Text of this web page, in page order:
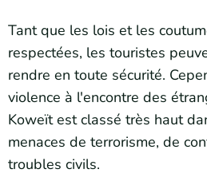
Tant que les lois et les
respectées, les touristes
rendre en toute sécurité.
violence à l'encontre des
Koweït est classé très haut
menaces de terrorisme, de
troubles civils.